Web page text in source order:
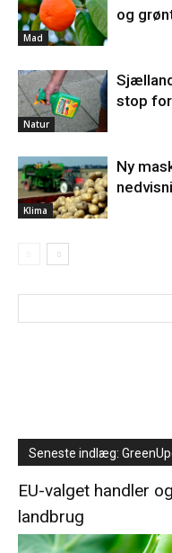
Mad
og
Natur
stop
Klima
Ny
Seneste indlæg:
EU-valget handler
landbrug